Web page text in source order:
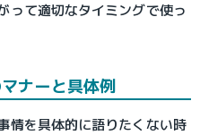
って適切なタイミングで使っ
ナーと具体例
情を具体的に語りたくない時